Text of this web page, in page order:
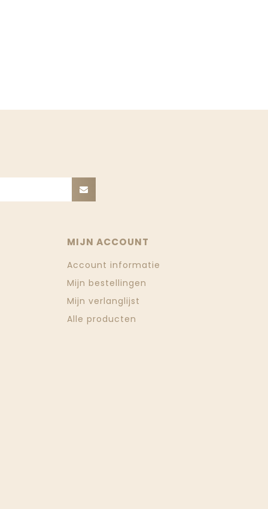
MIJN ACCOUNT
Account informatie
Mijn bestellingen
Mijn verlanglijst
Alle producten